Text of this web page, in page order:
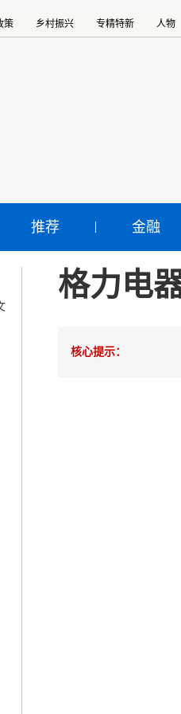
策 乡村振兴 专精特新 人物
推荐 金融
格力电
核心提示：